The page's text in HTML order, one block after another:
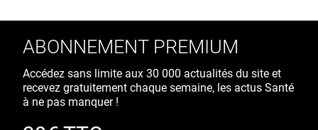
ABONNEMENT PREMIUM
Accédez sans limite aux 30 000 actualités du site et
recevez gratuitement chaque semaine, les actus Santé
à ne pas manquer !